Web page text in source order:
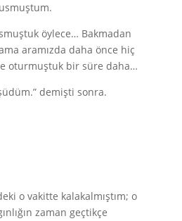
öylece… Bakmadan
aramızda daha önce hiç
oturmuştuk bir süre daha…
demişti sonra.
o vakitte kalakalmıştım; o
zaman geçtikçe